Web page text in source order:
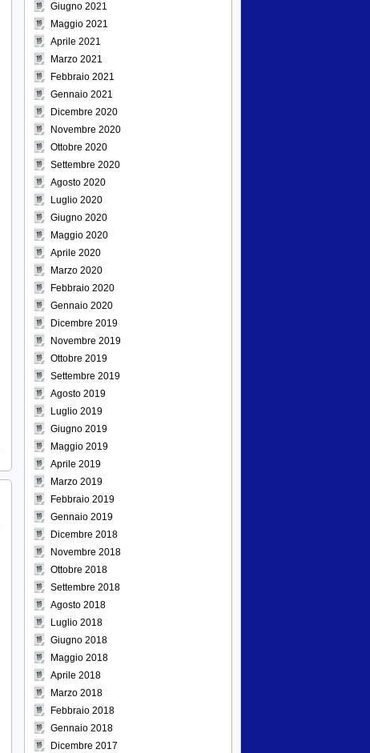
Giugno 2021
Maggio 2021
Aprile 2021
Marzo 2021
Febbraio 2021
Gennaio 2021
Dicembre 2020
Novembre 2020
Ottobre 2020
Settembre 2020
Agosto 2020
Luglio 2020
Giugno 2020
Maggio 2020
Aprile 2020
Marzo 2020
Febbraio 2020
Gennaio 2020
Dicembre 2019
Novembre 2019
Ottobre 2019
Settembre 2019
Agosto 2019
Luglio 2019
Giugno 2019
Maggio 2019
Aprile 2019
Marzo 2019
Febbraio 2019
Gennaio 2019
Dicembre 2018
Novembre 2018
Ottobre 2018
Settembre 2018
Agosto 2018
Luglio 2018
Giugno 2018
Maggio 2018
Aprile 2018
Marzo 2018
Febbraio 2018
Gennaio 2018
Dicembre 2017